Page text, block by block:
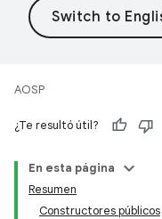
AOSP
¿Te resultó útil?
En esta página
Resumen
Constructores públicos